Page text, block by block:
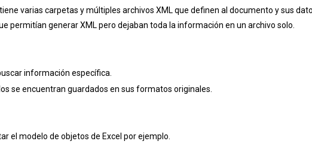
varias carpetas y múltiples archivos XML que definen al documento y sus
permitían generar XML pero dejaban toda la información en un archivo solo.
información específica.
se encuentran guardados en sus formatos originales.
el modelo de objetos de Excel por ejemplo.